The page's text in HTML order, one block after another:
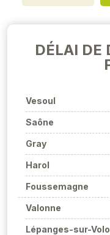
DÉLAI DE
Vesoul
Saône
Gray
Harol
Foussemagne
Valonne
Lépanges-sur-